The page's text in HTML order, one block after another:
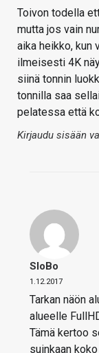
Toivon todella
mutta jos vain
aika heikko, kun
ilmeisesti 4K
siinä tonnin
tonnilla saa
pelatessa että
Kirjaudu sisään
SloBo
1.12.2017
Tarkan näön
alueelle
Tämä kertoo
suinkaan